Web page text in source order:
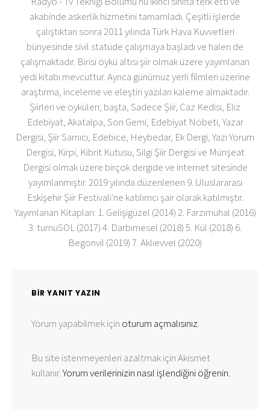
akabinde askerlik hizmetini tamamladı. Çeşitli işlerde
çalıştıktan sonra 2011 yılında Türk Hava Kuvvetleri
bünyesinde sivil statüde çalışmaya başladı ve halen de
çalışmaktadır. Birisi öykü altısı şiir olmak üzere yayımlanan
yedi kitabı mevcuttur. Ayrıca günümüz yerli filmleri üzerine
araştırma, inceleme ve eleştiri yazıları kaleme almaktadır.
Şiirleri ve öyküleri; başta, Sadece Şiir, Caz Kedisi, Eliz
Edebiyat, Akatalpa, Son Gemi, Edebiyat Nöbeti, Yazar
Dergisi, Şiir Sarnıcı, Edebice, Heybedar, Ek Dergi, Yazı Yorum
Dergisi, Kirpi, Kibrit Kutusu, Silgi Şiir Dergisi ve Münşeat
Dergisi olmak üzere birçok dergide ve internet sitesinde
yayımlanmıştır. 2019 yılında düzenlenen 9. Uluslararası
Eskişehir Şiir Festivali'ne katılımcı şair olarak katılmıştır.
Yayımlanan Kitapları: 1. Gelişigüzel (2014) 2. Farzımuhal (2016)
3. turnuSOL (2017) 4. Darbımesel (2018) 5. Kül (2018) 6.
Begonvil (2019) 7. Aklıevvel (2020)
BIR YANIT YAZIN
Yorum yapabilmek için oturum açmalısınız.
Bu site istenmeyenleri azaltmak için Akismet
kullanır.Yorum verilerinizin nasıl işlendiğini öğrenin.